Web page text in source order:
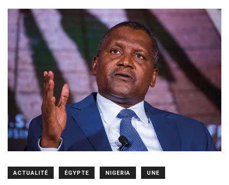
ACTUALITÉ ÉGYPTE NIGERIA UNE